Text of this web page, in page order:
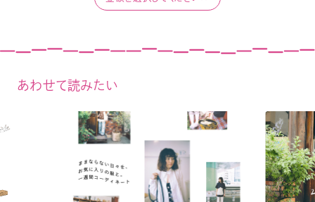
あわせて読みたい